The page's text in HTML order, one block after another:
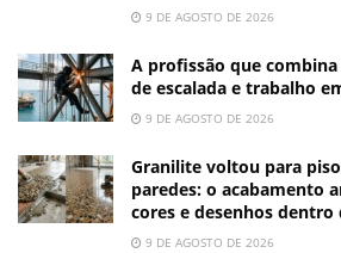
9 DE AGOSTO DE 2026
A profissão que
de escalada e trabalho
9 DE AGOSTO DE 2026
Granilite voltou para
paredes: o acabamento
cores e desenhos dentro
9 DE AGOSTO DE 2026